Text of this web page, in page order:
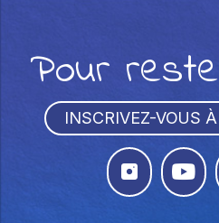
Pour
INSCRIVEZ-VOUS
 